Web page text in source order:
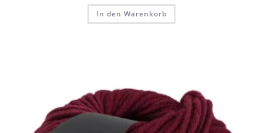
In den Warenkorb